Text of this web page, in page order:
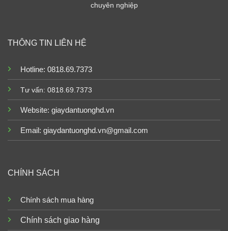
chuyên nghiệp
THÔNG TIN LIÊN HỆ
Hotline: 0818.69.7373
Tư vấn: 0818.69.7373
Website: giaydantuonghd.vn
Email: giaydantuonghd.vn@gmail.com
CHÍNH SÁCH
Chính sách mua hàng
Chính sách giao hàng